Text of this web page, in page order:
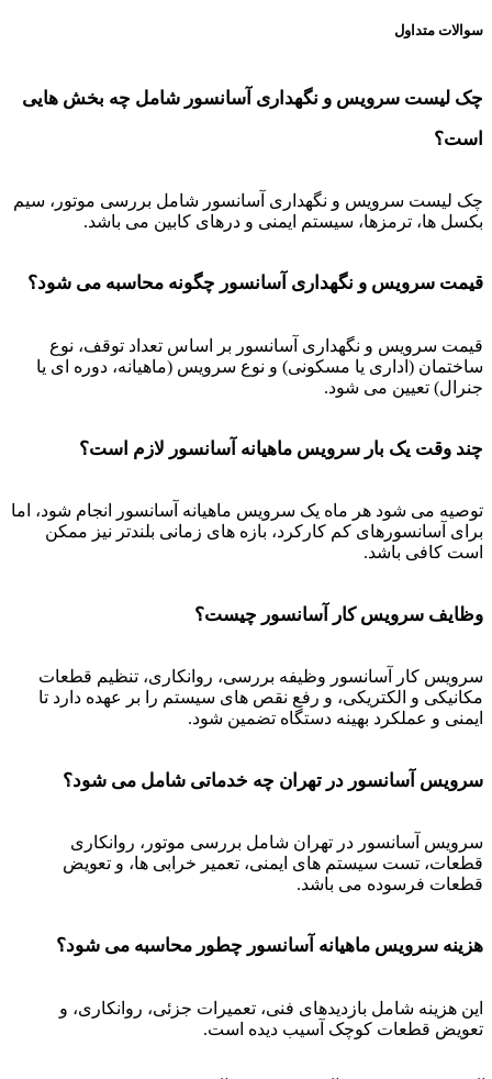
سوالات متداول
چک لیست سرویس و نگهداری آسانسور شامل چه بخش هایی
است؟
چک لیست سرویس و نگهداری آسانسور شامل بررسی موتور، سیم
بکسل ها، ترمزها، سیستم ایمنی و درهای کابین می باشد.
قیمت سرویس و نگهداری آسانسور چگونه محاسبه می شود؟
قیمت سرویس و نگهداری آسانسور بر اساس تعداد توقف، نوع
ساختمان (اداری یا مسکونی) و نوع سرویس (ماهیانه، دوره ای یا
جنرال) تعیین می شود.
چند وقت یک بار سرویس ماهیانه آسانسور لازم است؟
توصیه می شود هر ماه یک سرویس ماهیانه آسانسور انجام شود، اما
برای آسانسورهای کم کارکرد، بازه های زمانی بلندتر نیز ممکن
است کافی باشد.
وظایف سرویس کار آسانسور چیست؟
سرویس کار آسانسور وظیفه بررسی، روانکاری، تنظیم قطعات
مکانیکی و الکتریکی، و رفع نقص های سیستم را بر عهده دارد تا
ایمنی و عملکرد بهینه دستگاه تضمین شود.
سرویس آسانسور در تهران چه خدماتی شامل می شود؟
سرویس آسانسور در تهران شامل بررسی موتور، روانکاری
قطعات، تست سیستم های ایمنی، تعمیر خرابی ها، و تعویض
قطعات فرسوده می باشد.
هزینه سرویس ماهیانه آسانسور چطور محاسبه می شود؟
این هزینه شامل بازدیدهای فنی، تعمیرات جزئی، روانکاری، و
تعویض قطعات کوچک آسیب دیده است.